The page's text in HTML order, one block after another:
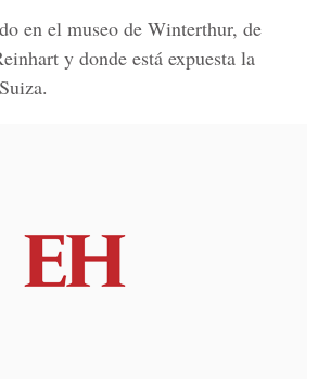
en el museo de Winterthur, de
y donde está expuesta la